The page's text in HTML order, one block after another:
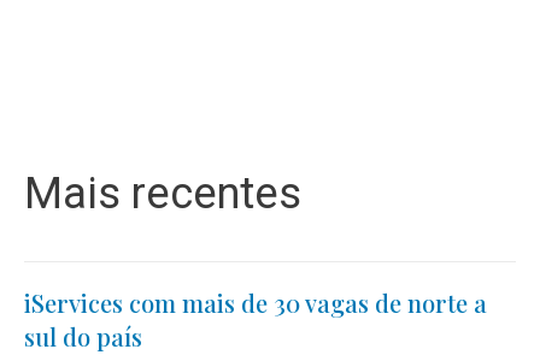
Mais recentes
iServices com mais de 30 vagas de norte a
sul do país